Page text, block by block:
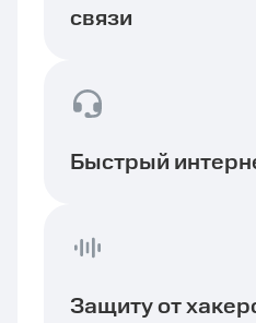
связи
Быстрый
Защиту от